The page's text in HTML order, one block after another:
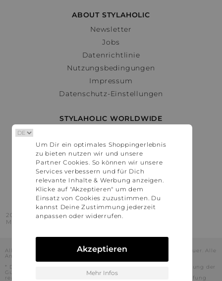
ABOUT STYLAHOLIC
Newsletter
Jobs
Datenrichtlinie
Nutzungsbedingungen
Impressum
Datenschutz-Einstellungen
STYLAHOLIC WORLDWIDE
Österreich
Schweiz
France
United States
2016 - 2026 © Stylaholic.
Made for you with love in munich.
Alle Preise inkl. der jeweils geltenden gesetzlichen Mehrwertsteuer. Alle
Angaben ohne Gewähr.
* Die angezeigten Preise beinhalten Rabatte, die durch die Nutzung der
Gutschein-Codes auf den Seiten unserer Partner voraussichtlich
realisiert werden können. Stylaholic führt keine vollständige Prüfung
Um Dir ein optimales Shoppingerlebnis
zu bieten nutzen wir und unsere
Partner Cookies. So können wir unsere
Services verbessern und für Dich
relevante Inhalte & Werbung anzeigen.
Klicke auf "Akzeptieren" um dem
Einsatz von Cookies zuzustimmen. Du
kannst Deine Zustimmung jederzeit
anpassen oder widerrufen.
Akzeptieren
Mehr Infos